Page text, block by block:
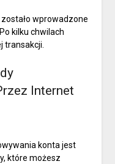
wprowadzone
kilku chwilach
transakcji.
Internet
konta jest
które możesz